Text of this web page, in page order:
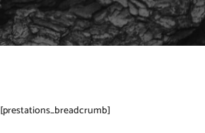
[prestations_breadcrumb]